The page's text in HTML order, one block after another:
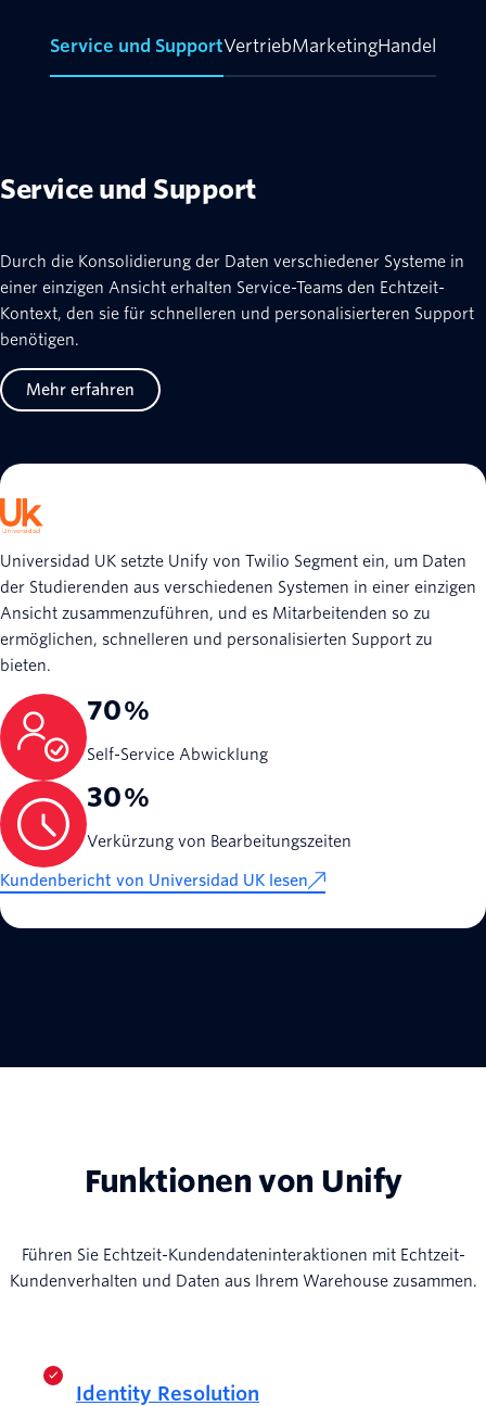
Service und SupportVertriebMarketingHandel
Service und Support
Durch die Konsolidierung der Daten verschiedener Systeme in
einer einzigen Ansicht erhalten Service-Teams den Echtzeit-
Kontext, den sie für schnelleren und personalisierteren Support
benötigen.
Mehr erfahren
Universidad UK setzte Unify von Twilio Segment ein, um Daten
der Studierenden aus verschiedenen Systemen in einer einzigen
Ansicht zusammenzuführen, und es Mitarbeitenden so zu
ermöglichen, schnelleren und personalisierten Support zu
bieten.
70 %
Self-Service Abwicklung
30 %
Verkürzung von Bearbeitungszeiten
Kundenbericht von Universidad UK lesen
Funktionen von Unify
Führen Sie Echtzeit-Kundendateninteraktionen mit Echtzeit-
Kundenverhalten und Daten aus Ihrem Warehouse zusammen.
Identity Resolution